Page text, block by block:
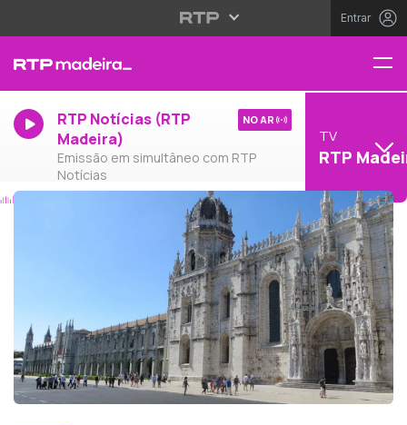
Entrar
RTP Notícias (RTP
Madeira)
Emissão em simultâneo com RTP
Notícias
NO AR
TV
RTP